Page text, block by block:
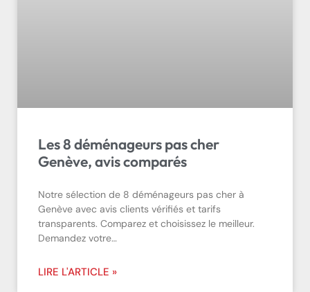
Les 8 déménageurs pas cher
Genève, avis comparés
Notre sélection de 8 déménageurs pas cher à
Genève avec avis clients vérifiés et tarifs
transparents. Comparez et choisissez le meilleur.
Demandez votre…
LIRE L'ARTICLE »